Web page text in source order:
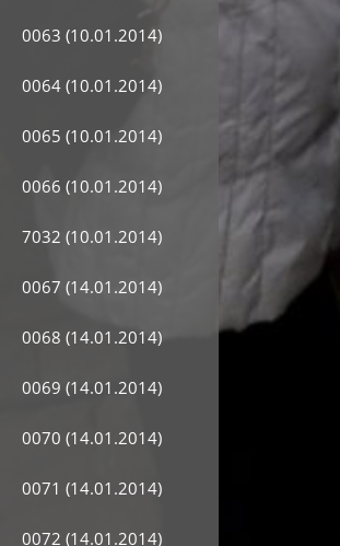
0063 (10.01.2014)
0064 (10.01.2014)
0065 (10.01.2014)
0066 (10.01.2014)
7032 (10.01.2014)
0067 (14.01.2014)
0068 (14.01.2014)
0069 (14.01.2014)
0070 (14.01.2014)
0071 (14.01.2014)
0072 (14.01.2014)